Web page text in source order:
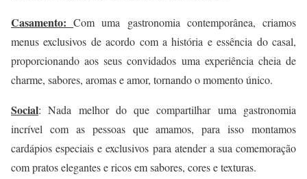
Casamento:Com uma gastronomia contemporânea, criamos
menus exclusivos de acordo com a história e essência do casal,
proporcionando aos seus convidados uma experiência cheia de
charme, sabores, aromas e amor, tornando o momento único.
Social: Nada melhor do que compartilhar uma gastronomia
incrível com as pessoas que amamos, para isso montamos
cardápios especiais e exclusivos para atender a sua comemoração
com pratos elegantes e ricos em sabores, cores e texturas.